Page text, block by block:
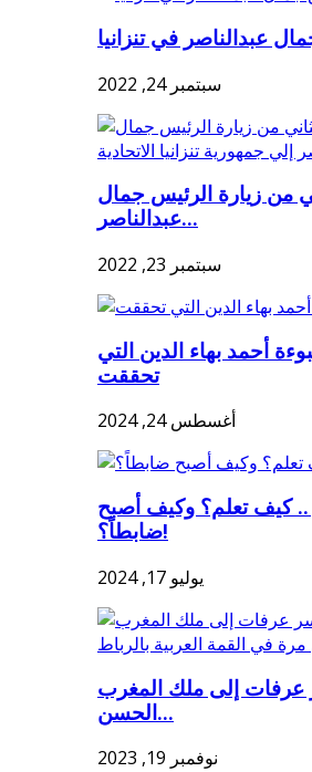
عبدالناصر في تنزانيا
سبتمبر 24, 2022
من زيارة الرئيس جمال
عبدالناصر...
سبتمبر 23, 2022
أحمد بهاء الدين التي
تحققت
أغسطس 24, 2024
.. كيف تعلم؟ وكيف أصبح
ضابطاً؟!
يوليو 17, 2024
عرفات إلى ملك المغرب
الحسن...
نوفمبر 19, 2023